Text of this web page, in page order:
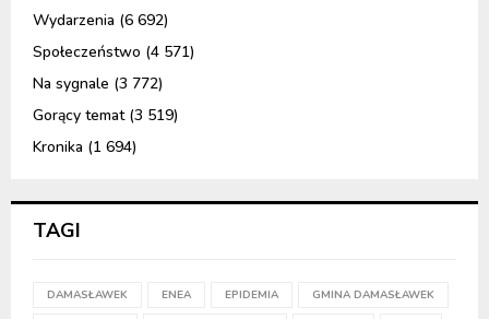
Wydarzenia (6 692)
Społeczeństwo (4 571)
Na sygnale (3 772)
Gorący temat(3 519)
Kronika (1 694)
TAGI
DAMASŁAWEK ENEA EPIDEMIA GMINA DAMASŁAWEK